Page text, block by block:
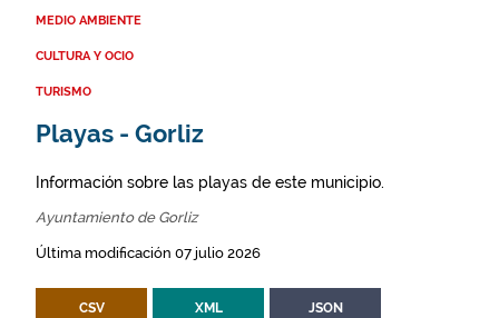
MEDIO AMBIENTE
CULTURA Y OCIO
TURISMO
Playas - Gorliz
Información sobre las playas de este municipio.
Ayuntamiento de Gorliz
Última modificación 07 julio 2026
CSV XML JSON